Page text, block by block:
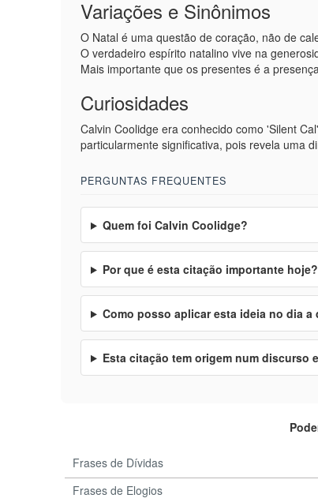
Variações e Sinônimos
O Natal é uma questão de coração, não de
O verdadeiro espírito natalino vive na
Mais importante que os presentes é a
Curiosidades
Calvin Coolidge era conhecido como 'Silent
particularmente significativa, pois revela uma
PERGUNTAS FREQUENTES
Quem foi Calvin Coolidge?
Por que é esta citação importante hoje?
Como posso aplicar esta ideia no dia a
Esta citação tem origem num discurso
Frases de Dívidas
Frases de Elogios